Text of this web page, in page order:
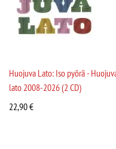
Huojuva Lato: Iso pyörä -
lato 2008-2026 (2 CD)
22,90€